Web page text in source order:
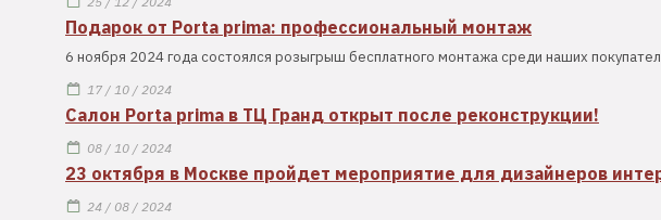
Подарок от Porta prima: профессиональный монтаж
6 ноября 2024 года состоялся розыгрыш бесплатного монтажа среди наших
17 / 10 / 2024
Салон Porta prima в ТЦ Гранд открыт после реконструкции!
08 / 10 / 2024
23 октября в Москве пройдет мероприятие для дизайнеров
24 / 08 / 2024